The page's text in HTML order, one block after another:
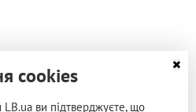
cookies
ви підтверджуєте, що